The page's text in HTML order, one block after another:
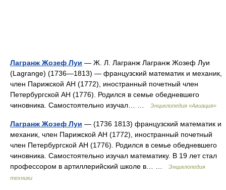
Лагранж Жозеф Луи — Ж. Л. Лагранж Лагранж Жозеф Луи
(Lagrange) (1736—1813) — французский математик и механик,
член Парижской АН (1772), иностранный почетный член
Петербургской АН (1776). Родился в семье обедневшего
чиновника. Самостоятельно изучал… …
Энциклопедия «Авиация»
Лагранж Жозеф Луи — (1736 1813) французский математик и
механик, член Парижской АН (1772), иностранный почетный
член Петербургской АН (1776). Родился в семье обедневшего
чиновника. Самостоятельно изучал математику. В 19 лет стал
профессором в артиллерийский школе в… …
Энциклопедия
техники